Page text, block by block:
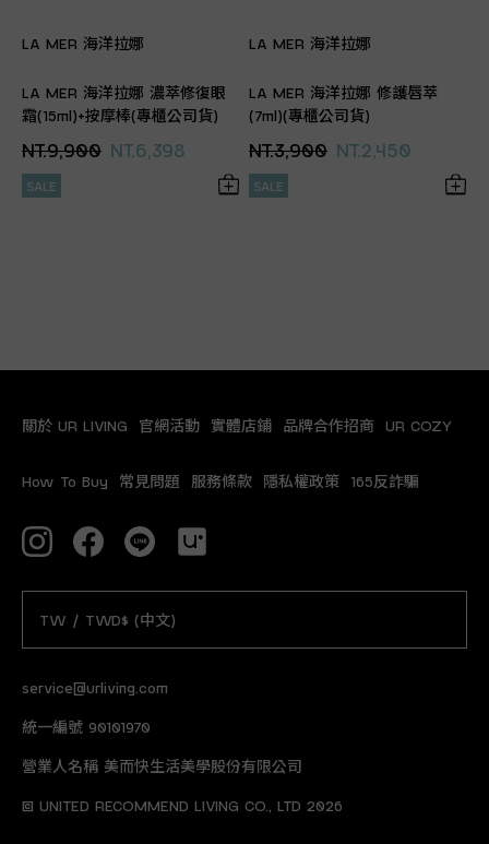
LA MER 海洋拉娜
LA MER 海洋拉娜 濃萃修復眼
霜(15ml)+按摩棒(專櫃公司貨)
NT.9,900 NT.6,398
SALE
LA MER 海洋拉娜
LA MER 海洋拉娜 修護唇萃
(7ml)(專櫃公司貨)
NT.3,900 NT.2,450
SALE
service@urliving.com
統一編號 90101970
營業人名稱 美而快生活美學股份有限公司
© UNITED RECOMMEND LIVING CO., LTD 2026
關於 UR LIVING 官網活動 實體店鋪 品牌合作招商 UR COZY
How To Buy 常見問題 服務條款 隱私權政策 165反詐騙
TW / TWD$ (中文)